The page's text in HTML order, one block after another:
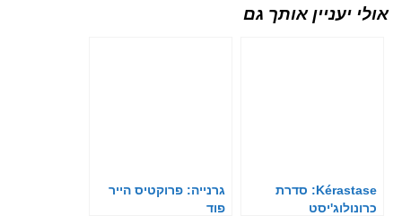
אולי יעניין אותך גם
Kérastase: סדרת
כרונולוג'יסט
גרנייה: פרוקטיס הייר
פוד